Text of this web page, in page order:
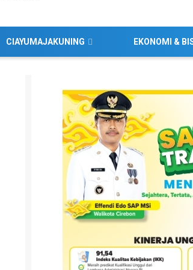
CIAYUMAJAKUNING EKONOMI &